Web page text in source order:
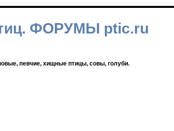
ФОРУМЫ ptic.ru
певчие, хищные птицы, совы, голуби.